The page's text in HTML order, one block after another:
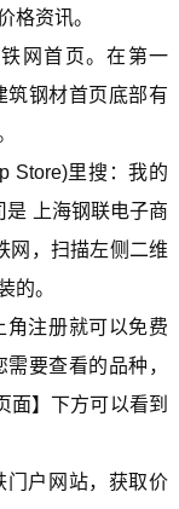
格资讯。
网首页。在第一
筑钢材首页底部有
Store)里搜：我的
上海钢联电子商
网，扫描左侧二维
的。
角注册就可以免费
要查看的品种，
面】下方可以看到
门户网站，获取价